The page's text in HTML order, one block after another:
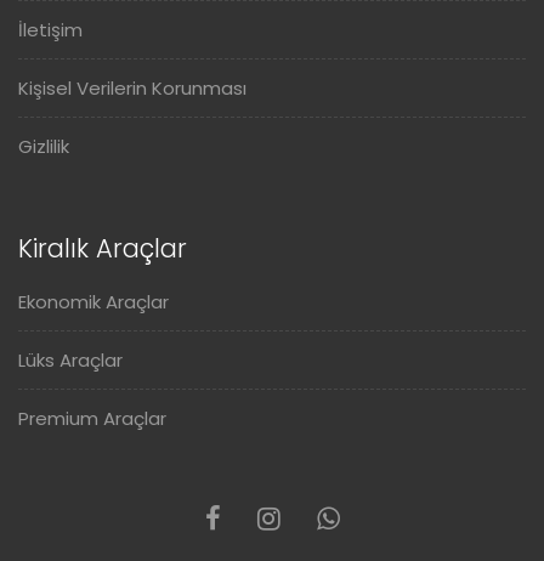
İletişim
Kişisel Verilerin Korunması
Gizlilik
Kiralık Araçlar
Ekonomik Araçlar
Lüks Araçlar
Premium Araçlar